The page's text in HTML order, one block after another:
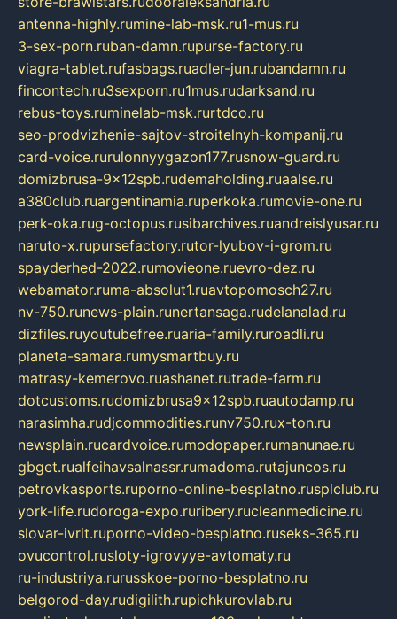
antenna-highly.rumine-lab-msk.ru1-mus.ru
3-sex-porn.ruban-damn.rupurse-factory.ru
viagra-tablet.rufasbags.ruadler-jun.rubandamn.ru
fincontech.ru3sexporn.ru1mus.rudarksand.ru
rebus-toys.ruminelab-msk.rurtdco.ru
seo-prodvizhenie-sajtov-stroitelnyh-kompanij.ru
card-voice.rurulonnyygazon177.rusnow-guard.ru
domizbrusa-9x12spb.rudemaholding.ruaalse.ru
a380club.ruargentinamia.ruperkoka.rumovie-one.ru
perk-oka.rug-octopus.rusibarchives.ruandreislyusar.ru
naruto-x.rupursefactory.rutor-lyubov-i-grom.ru
spayderhed-2022.rumovieone.ruevro-dez.ru
webamator.ruma-absolut1.ruavtopomosch27.ru
nv-750.runews-plain.runertansaga.rudelanalad.ru
dizfiles.ruyoutubefree.ruaria-family.ruroadli.ru
planeta-samara.rumysmartbuy.ru
matrasy-kemerovo.ruashanet.rutrade-farm.ru
dotcustoms.rudomizbrusa9x12spb.ruautodamp.ru
narasimha.rudjcommodities.runv750.rux-ton.ru
newsplain.rucardvoice.rumodopaper.rumanunae.ru
gbget.rualfeihavsalnassr.rumadoma.rutajuncos.ru
petrovkasports.ruporno-online-besplatno.rusplclub.ru
york-life.rudoroga-expo.ruribery.rucleanmedicine.ru
slovar-ivrit.ruporno-video-besplatno.ruseks-365.ru
ovucontrol.rusloty-igrovyye-avtomaty.ru
ru-industriya.rurusskoe-porno-besplatno.ru
belgorod-day.rudigilith.rupichkurovlab.ru